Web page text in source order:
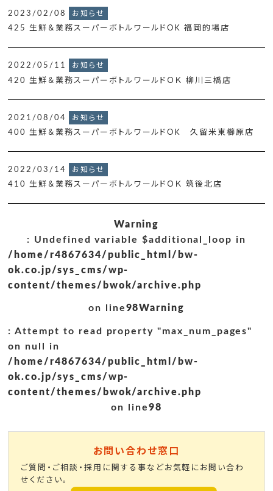
2023/02/08 お知らせ
425 生鮮＆業務スーパーボトルワールドOK 福岡的場店
2022/05/11 お知らせ
420 生鮮＆業務スーパーボトルワールドＯＫ 柳川三橋店
2021/08/04 お知らせ
400 生鮮＆業務スーパーボトルワールドOK 久留米東櫛原店
2022/03/14 お知らせ
410 生鮮＆業務スーパーボトルワールドＯＫ 筑後北店
Warning
: Undefined variable $additional_loop in
/home/r4867634/public_html/bw-
ok.co.jp/sys_cms/wp-
content/themes/bwok/archive.php
on line98Warning
: Attempt to read property "max_num_pages"
on null in
/home/r4867634/public_html/bw-
ok.co.jp/sys_cms/wp-
content/themes/bwok/archive.php
on line98
お問い合わせ窓口
ご質問・ご相談・採用に関する事などお気軽にお問い合わ
せください。